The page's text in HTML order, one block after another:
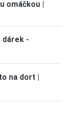
omáčkou |
dárek -
na dort |